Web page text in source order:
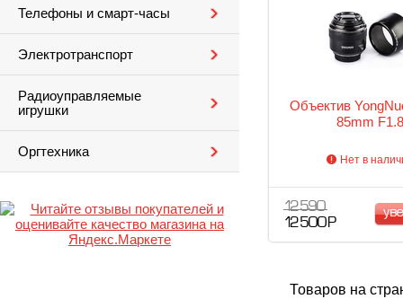
Телефоны и смарт-часы
Электротранспорт
Радиоуправляемые
игрушки
Оргтехника
Объектив
85mm F1.8
Нет в
12 590
12 500 Р
Товаров на